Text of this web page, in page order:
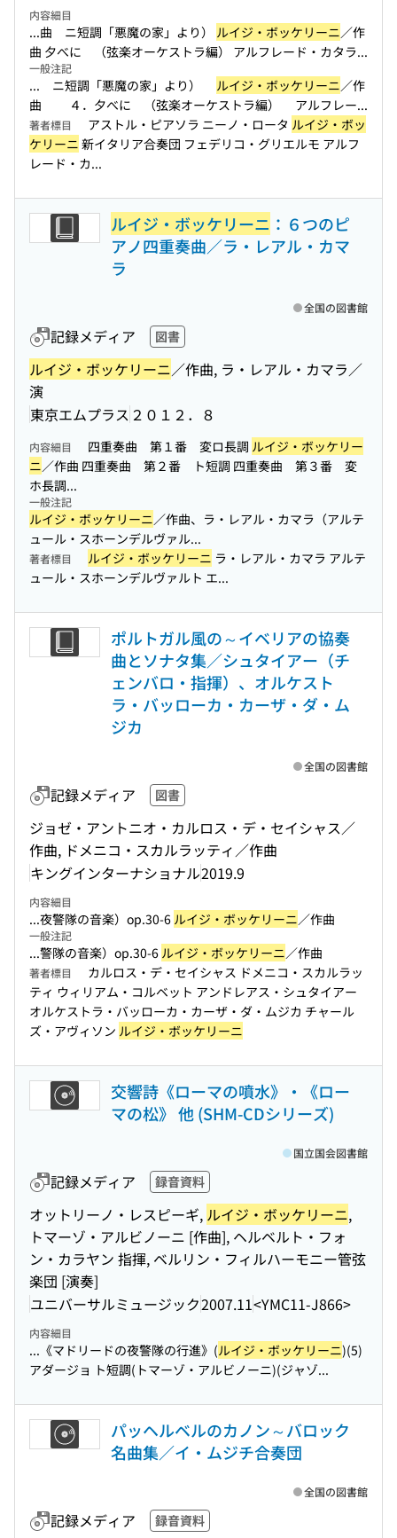
内容細目
...曲 ニ短調「悪魔の家」より） ルイジ・ボッケリーニ／作
曲 夕べに （弦楽オーケストラ編） アルフレード・カタラ...
一般注記
... ニ短調「悪魔の家」より） ルイジ・ボッケリーニ／作
曲 ４．夕べに （弦楽オーケストラ編） アルフレー...
著者標目 アストル・ピアソラ ニーノ・ロータ ルイジ・ボッ
ケリーニ 新イタリア合奏団 フェデリコ・グリエルモ アルフ
レード・カ...
ルイジ・ボッケリーニ ：６つのピ
アノ四重奏曲／ラ・レアル・カマ
ラ
記録メディア 図書
ルイジ・ボッケリーニ／作曲, ラ・レアル・カマラ／
演
東京エムプラス ２０１２．８
全国の図書館
内容細目 四重奏曲 第１番 変ロ長調 ルイジ・ボッケリー
ニ／作曲 四重奏曲 第２番 ト短調 四重奏曲 第３番 変
ホ長調...
一般注記
ルイジ・ボッケリーニ／作曲、ラ・レアル・カマラ（アルテ
ュール・スホーンデルヴァル...
著者標目 ルイジ・ボッケリーニ ラ・レアル・カマラ アルテ
ュール・スホーンデルヴァルト エ...
ポルトガル風の～イベリアの協奏
曲とソナタ集／シュタイアー（チ
ェンバロ・指揮）、オルケスト
ラ・バッローカ・カーザ・ダ・ム
ジカ
記録メディア 図書
ジョゼ・アントニオ・カルロス・デ・セイシャス／
作曲, ドメニコ・スカルラッティ／作曲
キングインターナショナル2019.9
全国の図書館
内容細目
...夜警隊の音楽）op.30-6 ルイジ・ボッケリーニ／作曲
一般注記
...警隊の音楽）op.30-6 ルイジ・ボッケリーニ／作曲
著者標目
カルロス・デ・セイシャス ドメニコ・スカルラッ
ティ ウィリアム・コルベット アンドレアス・シュタイアー
オルケストラ・バッローカ・カーザ・ダ・ムジカ チャール
ズ・アヴィソン ルイジ・ボッケリーニ
交響詩《ローマの噴水》・《ロー
マの松》 他 (SHM-CDシリーズ)
記録メディア 録音資料
オットリーノ・レスピーギ, ルイジ・ボッケリーニ,
トマーゾ・アルビノーニ [作曲], ヘルベルト・フォ
ン・カラヤン 指揮, ベルリン・フィルハーモニー管弦
楽団 [演奏]
ユニバーサルミュージック2007.11<YMC11-J866>
国立国会図書館
内容細目
...《マドリードの夜警隊の行進》(ルイジ・ボッケリーニ)(5)
アダージョ ト短調(トマーゾ・アルビノーニ)(ジャゾ...
パッヘルベルのカノン～バロック
名曲集／イ・ムジチ合奏団
記録メディア 録音資料
全国の図書館